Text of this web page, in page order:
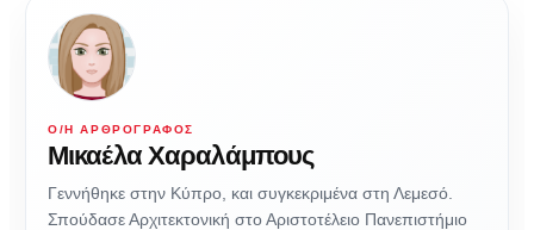
Ο/Η ΑΡΘΡΟΓΡΆΦΟΣ
Mικαέλα Χαραλάμπους
Γεννήθηκε στην Κύπρο, και συγκεκριμένα στη Λεμεσό.
Σπούδασε Αρχιτεκτονική στο Αριστοτέλειο Πανεπιστήμιο